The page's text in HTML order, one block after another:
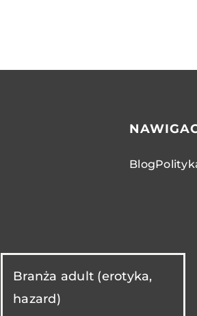
Blog
Branża adult (erotyka,
hazard)